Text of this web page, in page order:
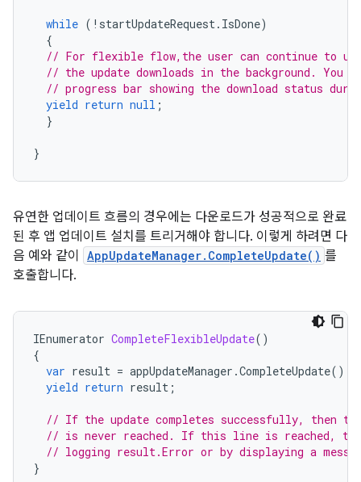
while ( ! startUpdateRequest. IsDone)
{
// For flexible flow,the user can continue to
// the update downloads in the background. You
// progress bar showing the download status
yield return null ;
}
}
유연한 업데이트 흐름의 경우에는 다운로드가 성공적으로 완료
된 후 앱 업데이트 설치를 트리거해야 합니다. 이렇게 하려면 다
음 예와 같이
AppUpdateManager.CompleteUpdate() 를
호출합니다.
IEnumerator CompleteFlexibleUpdate()
{
var result = appUpdateManager .CompleteUpdate();
yield return result ;
// If the update completes successfully, then
// is never reached. If this line is reached,
// logging result.Error or by displaying a
}